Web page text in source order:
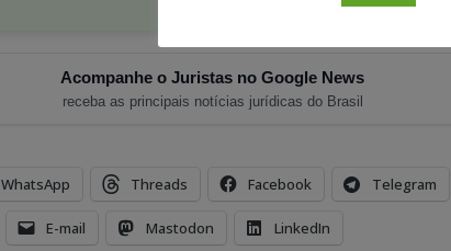
Acompanhe o Juristas no Google News
receba as principais notícias jurídicas do Brasil
WhatsApp Threads Facebook Telegram
E-mail Mastodon LinkedIn